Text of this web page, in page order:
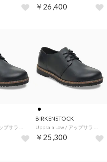
￥26,400
BIRKENSTOCK
￥25,300